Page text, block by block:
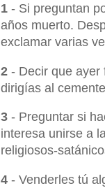
1 - Si preguntan
años muerto.
exclamar varias
2 - Decir que ayer
dirigías al
3 - Preguntar si
interesa unirse a
religiosos-
4 - Venderles tú